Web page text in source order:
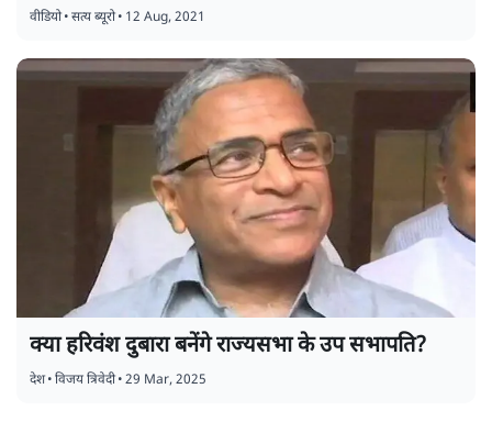
वीडियो•सत्य ब्यूरो• 12 Aug, 2021
क्या हरिवंश दुबारा बनेंगे राज्यसभा के उप सभापति?
देश•विजय त्रिवेदी•29 Mar, 2025